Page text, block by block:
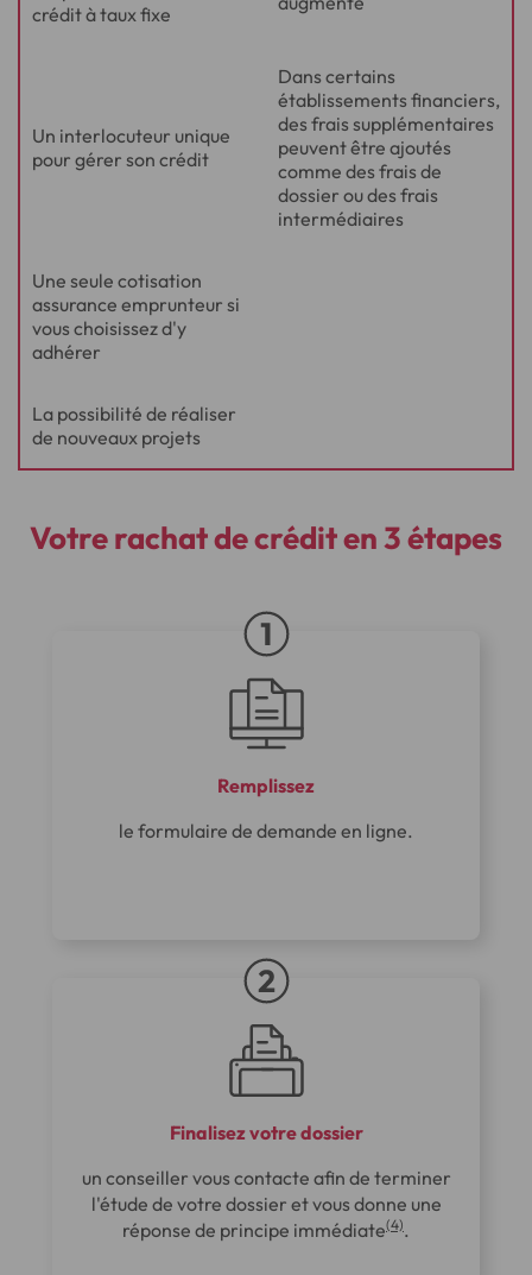
de
crédit à taux fixe
Un interlocuteur unique
pour gérer son crédit
Dans certains
établissements financiers,
des frais supplémentaires
peuvent être ajoutés
comme des frais de
dossier ou des frais
intermédiaires
Une seule cotisation
assurance emprunteur si
vous choisissez d'y
adhérer
La possibilité de réaliser
de nouveaux projets
Votre rachat de créditen 3 étapes
Remplissez
le formulaire de demande en ligne.
Finalisez votre dossier
un conseiller vous contacte afin de terminer
l'étude de votre dossier et vous donne une
réponse de principe immédiate(4).